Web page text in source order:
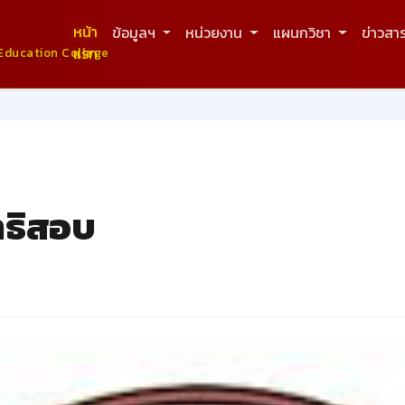
College
หน้า
แรก
ข้อมูลฯ หน่วยงาน แผนกวิชา ข่าวสา
สอบ